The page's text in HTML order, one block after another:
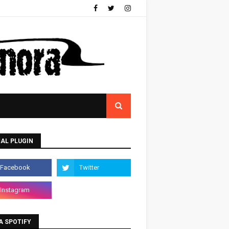
PLUGIN
SPOTIFY